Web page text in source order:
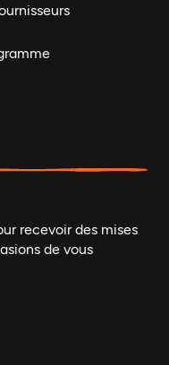
recevoir des mises
de vous